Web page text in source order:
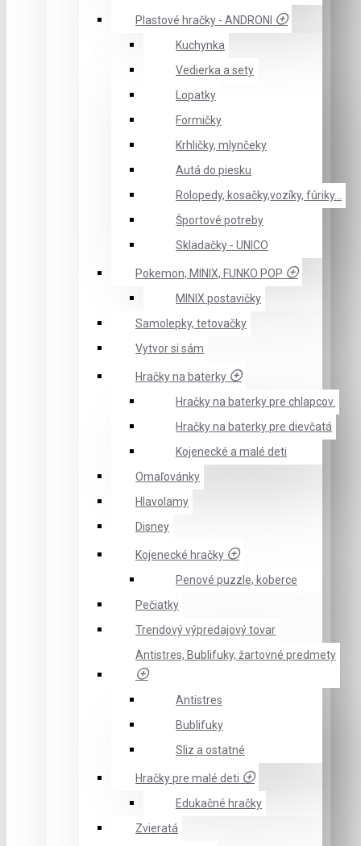
Plastové hračky - ANDRONI
Kuchynka
Vedierka a sety
Lopatky
Formičky
Krhličky, mlynčeky
Autá do piesku
Rolopedy, kosačky,vozíky, fúriky...
Športové potreby
Skladačky - UNICO
Pokemon, MINIX, FUNKO POP
MINIX postavičky
Samolepky, tetovačky
Vytvor si sám
Hračky na baterky
Hračky na baterky pre chlapcov.
Hračky na baterky pre dievčatá
Kojenecké a malé deti
Omaľovánky
Hlavolamy
Disney
Kojenecké hračky
Penové puzzle, koberce
Pečiatky
Trendový výpredajový tovar
Antistres, Bublifuky, žartovné predmety
Antistres
Bublifuky
Sliz a ostatné
Hračky pre malé deti
Edukačné hračky
Zvieratá